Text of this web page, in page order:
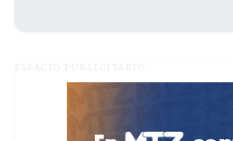
ESPACIO PUBLICITARIO